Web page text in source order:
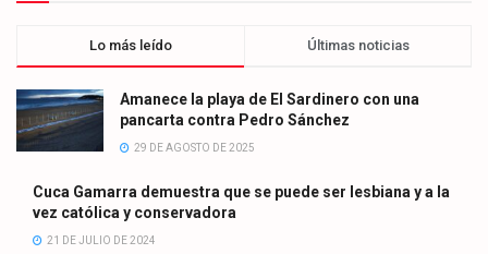
Lo más leído Últimas noticias
Amanece la playa de El Sardinero con una
pancarta contra Pedro Sánchez
29 DE AGOSTO DE 2025
Cuca Gamarra demuestra que se puede ser lesbiana y a la
vez católica y conservadora
21 DE JULIO DE 2024